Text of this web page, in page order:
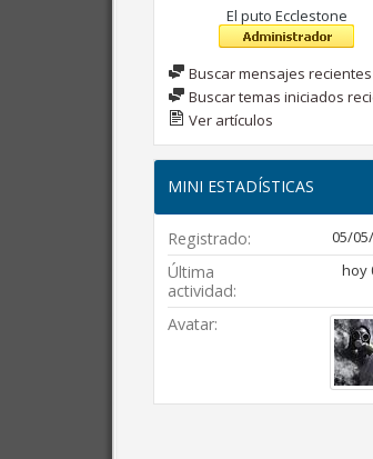
El puto Ecclestone
Buscar mensajes recientes
Buscar temas iniciados
Ver artículos
MINI ESTADÍSTICAS
Registrado 05/
Última
actividad
hoy
Avatar